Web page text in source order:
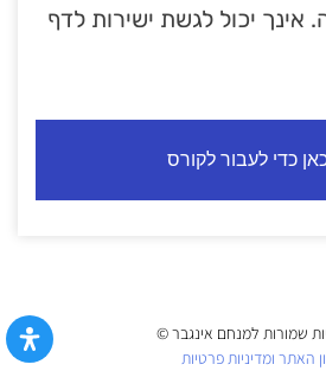
יכול לגשת ישירות לדף
כדי לעבור לקורס
שמורות למנחם אינגבר ©
האתר ומדיניות פרטיות